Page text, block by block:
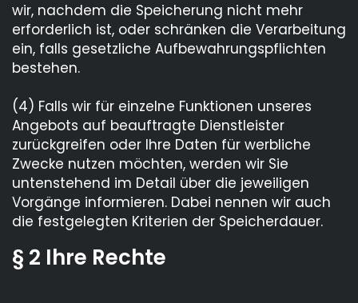
wir, nachdem die Speicherung nicht mehr
erforderlich ist, oder schränken die Verarbeitung
ein, falls gesetzliche Aufbewahrungspflichten
bestehen.
(4) Falls wir für einzelne Funktionen unseres
Angebots auf beauftragte Dienstleister
zurückgreifen oder Ihre Daten für werbliche
Zwecke nutzen möchten, werden wir Sie
untenstehend im Detail über die jeweiligen
Vorgänge informieren. Dabei nennen wir auch
die festgelegten Kriterien der Speicherdauer.
§ 2 Ihre Rechte